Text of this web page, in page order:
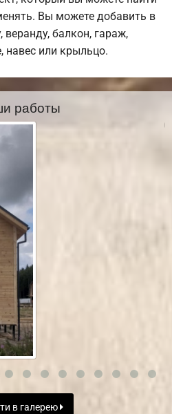
Вы можете добавить в
веранду, балкон, гараж,
навес или крыльцо.
работы
в галерею